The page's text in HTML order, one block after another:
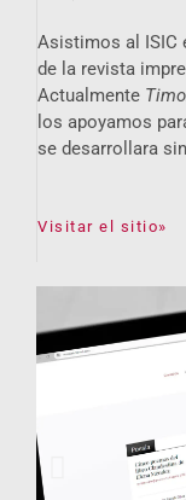
Asistimos al ISIC
de la revista
Actualmente
los apoyamos
se desarrollara
Visitar el sitio»